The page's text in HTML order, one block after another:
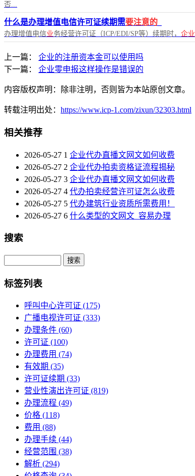
否...
什么是办理增值电信许可证续期需要注意的
办理增值电信业务经营许可证（ICP/EDI/SP等）续期时， 企业
上一篇：
企业的注册资本金可以使用吗
下一篇：
企业零申报这样操作是错误的
内容版权声明：除非注明，否则皆为本站原创文章。
转载注明出处： https://www.icp-1.com/zixun/32303.html
相关推荐
2026-05-27 1 企业代办直播文网文如何收费
2026-05-27 2 企业代办拍卖资格证流程揭秘
2026-05-27 3 企业代办直播文网文如何收费
2026-05-27 4 代办拍卖经营许可证怎么收费
2026-05-27 5 代办建筑行业资质所需费用！
2026-05-27 6 什么类型的文网文_容易办理
搜索
Search
标签列表
呼叫中心许可证 (175)
广播电视许可证 (333)
办理条件 (60)
许可证 (100)
办理费用 (74)
有效期 (35)
许可证续期 (33)
营业性演出许可证 (819)
办理流程 (49)
价格 (118)
费用 (88)
办理手续 (44)
经营范围 (38)
解析 (294)